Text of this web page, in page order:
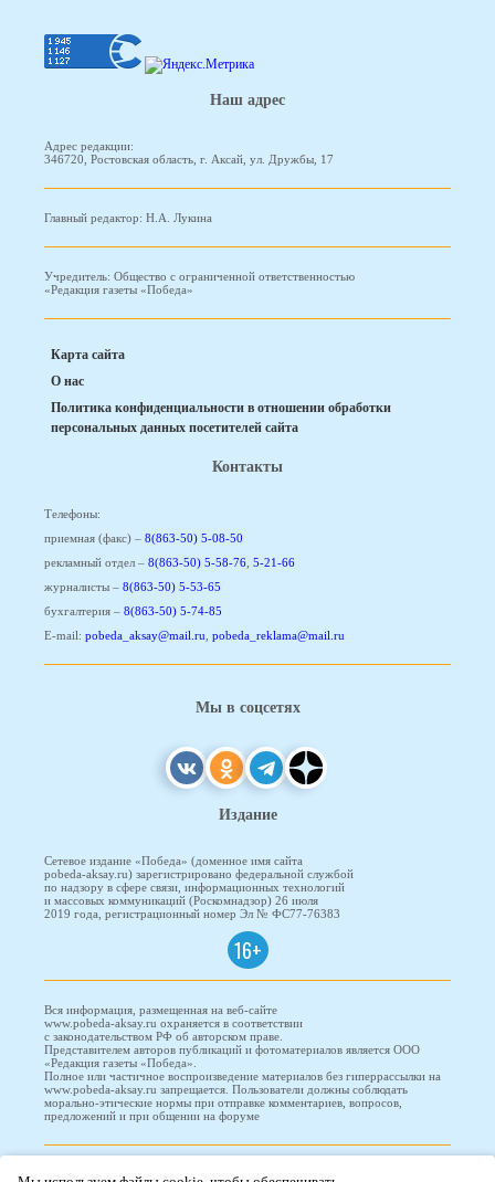
Наш адрес
Адрес редакции:
346720, Ростовская область, г. Аксай, ул. Дружбы, 17
Главный редактор: Н.А. Лукина
Учредитель: Общество с ограниченной ответственностью
«Редакция газеты «Победа»
Карта сайта
О нас
Политика конфиденциальности в отношении обработки
персональных данных посетителей сайта
Контакты
Телефоны:
приемная (факс) – 8(863-50) 5-08-50
рекламный отдел – 8(863-50) 5-58-76 5-21-66
журналисты – 8(863-50) 5-53-65
бухгалтерия – 8(863-50) 5-74-85
E-mail: pobeda_aksay@mail.ru pobeda_reklama@mail.ru
Мы в соцсетях
Издание
Сетевое издание «Победа» (доменное имя сайта
pobeda-aksay.ru) зарегистрировано федеральной службой
по надзору в сфере связи, информационных технологий
и массовых коммуникаций (Роскомнадзор) 26 июля
2019 года, регистрационный номер Эл № ФС77-76383
16+
Вся информация, размещенная на веб-сайте
www.pobeda-aksay.ru охраняется в соответствии
с законодательством РФ об авторском праве.
Представителем авторов публикаций и фотоматериалов является ООО
«Редакция газеты «Победа».
Полное или частичное воспроизведение материалов без гиперрассылки на
www.pobeda-aksay.ru запрещается. Пользователи должны соблюдать
морально-этические нормы при отправке комментариев, вопросов,
предложений и при общении на форуме